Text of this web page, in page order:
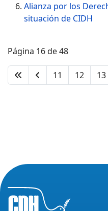
Alianza por los
situación de CIDH
Página 16 de 48
11 12 13